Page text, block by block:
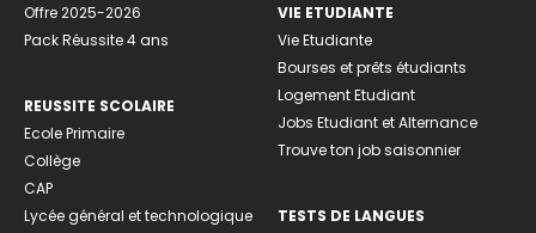
Offre 2025-2026
Pack Réussite 4 ans
REUSSITE SCOLAIRE
Ecole Primaire
Collège
CAP
Lycée général et technologique
VIE ETUDIANTE
Vie Etudiante
Bourses et prêts étudiants
Logement Etudiant
Jobs Etudiant et Alternance
Trouve ton job saisonnier
TESTS DE LANGUES